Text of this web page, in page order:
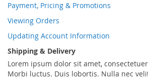
Payment, Pricing & Promotions
Viewing Orders
Updating Account Information
Shipping & Delivery
Lorem ipsum dolor sit amet,
Morbi luctus. Duis lobortis. Nulla nec